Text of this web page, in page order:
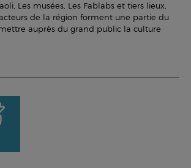
Les musées, Les Fablabs et tiers lieux,
de la région forment une partie du
auprès du grand public la culture